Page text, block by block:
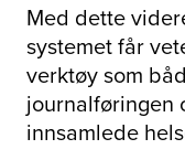
Med dette
systemet får
verktøy som
journalføringen
innsamlede